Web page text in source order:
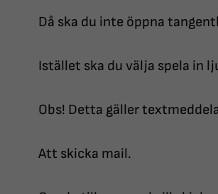
Då ska du inte öppna
Istället ska du välja spela in
Obs! Detta gäller
Att skicka mail.